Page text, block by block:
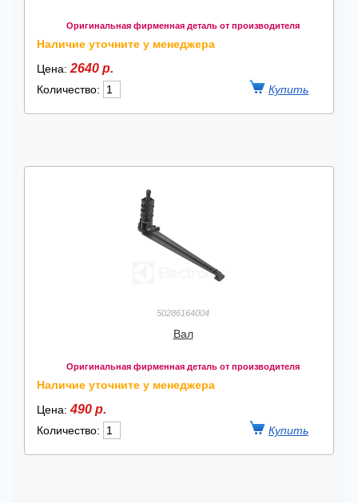
Оригинальная фирменная деталь от производителя
Наличие уточните у менеджера
Цена: 2640 р.
Количество:
50286164004
Вал
Оригинальная фирменная деталь от производителя
Наличие уточните у менеджера
Цена:490 р.
Количество: